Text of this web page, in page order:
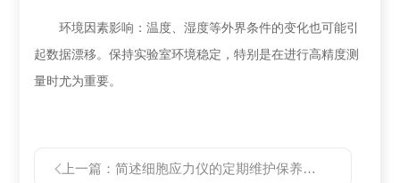
环境因素影响：温度、湿度等外界条件的变化也可能引
起数据漂移。保持实验室环境稳定，特别是在进行高精度测
量时尤为重要。
上一篇：简述细胞应力仪的定期维护保养方法